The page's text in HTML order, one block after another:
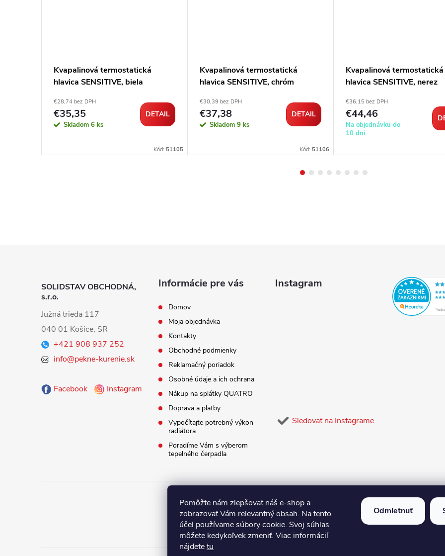
Pomôžte nám zlepšovať náš e-shop a
zobrazovať Vám relevantný obsah. Na tento
účel používame súbory cookie. Svoj súhlas
môžete kedykoľvek zmeniť. Viac informácií
nájdetetu
Odmietnuť
Kvapalinová termostatická
hlavica SENSITIVE, biela
€28,74 bez DPH
€35,35
Skladom 6 ks
DETAIL
Kód: 51105
Kvapalinová termostatická
hlavica SENSITIVE, chróm
€30,39 bez DPH
€37,38
Skladom 9 ks
DETAIL
Kód: 51106
Kvapalinová termostatická
hlavica SENSITIVE, nerez
€36,15 bez DPH
€44,46
Na objednávku do
10 dní
SOLIDSTAV OBCHODNÁ,
s.r.o.
Južná trieda 117
040 01 Košice, SR
+421 908 937 252
info@pekne-kurenie.sk
Facebook Instagram
Informácie pre vás
Domov
Moja objednávka
Kontakty
Obchodné podmienky
Reklamačný poriadok
Osobné údaje a ich ochrana
Nákup na splátky QUATRO
Doprava a platby
Vypočítajte potrebný výkon
radiátora
Poradíme Vám s výberom
tepelného čerpadla
Instagram
Sledovať na Instagrame
Kontakty Doprava a platba